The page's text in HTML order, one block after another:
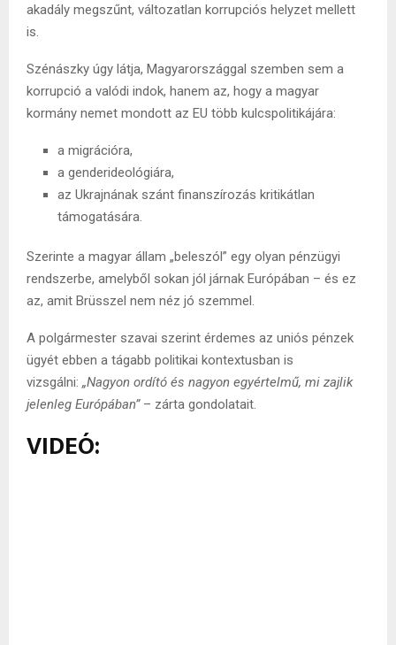
akadály megszűnt, változatlan korrupciós helyzet mellett
is.
Szénászky úgy látja, Magyarországgal szemben sem a
korrupció a valódi indok, hanem az, hogy a magyar
kormány nemet mondott az EU több kulcspolitikájára:
a migrációra,
a genderideológiára,
az Ukrajnának szánt finanszírozás kritikátlan
támogatására.
Szerinte a magyar állam „beleszól” egy olyan pénzügyi
rendszerbe, amelyből sokan jól járnak Európában – és ez
az, amit Brüsszel nem néz jó szemmel.
A polgármester szavai szerint érdemes az uniós pénzek
ügyét ebben a tágabb politikai kontextusban is
vizsgálni: „Nagyon ordító és nagyon egyértelmű, mi zajlik
jelenleg Európában”– zárta gondolatait.
VIDEÓ: